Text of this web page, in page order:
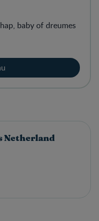
baby of dreumes
Netherland